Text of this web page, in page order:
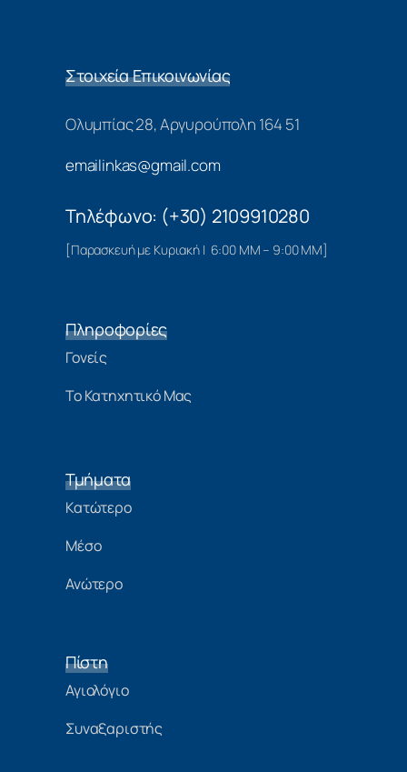
Στοιχεία Επικοινωνίας
Ολυμπίας 28, Αργυρούπολη 164 51
emailinkas@gmail.com
Τηλέφωνο: (+30) 2109910280
[Παρασκευή με Κυριακή | 6:00 ΜΜ – 9:00 ΜΜ]
Πληροφορίες
Γονείς
Το Κατηχητικό Μας
Τμήματα
Κατώτερο
Μέσο
Ανώτερο
Πίστη
Αγιολόγιο
Συναξαριστής